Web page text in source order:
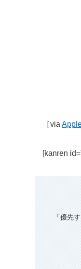
［via
[kanren
「優先